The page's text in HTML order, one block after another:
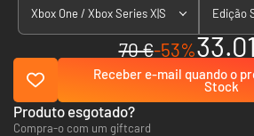
Xbox One / Xbox Series X|S Edição
70 €-53%
Receber e-mail quando o
Stock
Produto esgotado?
Compra-o com um giftcard